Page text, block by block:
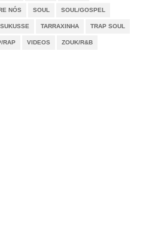
NÓS SOUL SOUL/GOSPEL
SUKUSSE TARRAXINHA TRAP SOUL
RAP VIDEOS ZOUK/R&B